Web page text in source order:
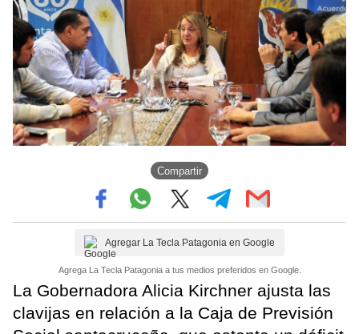
Compartir
Agregar La Tecla Patagonia en Google
Agrega La Tecla Patagonia a tus medios preferidos en Google.
La Gobernadora Alicia Kirchner ajusta las
clavijas en relación a la Caja de Previsión